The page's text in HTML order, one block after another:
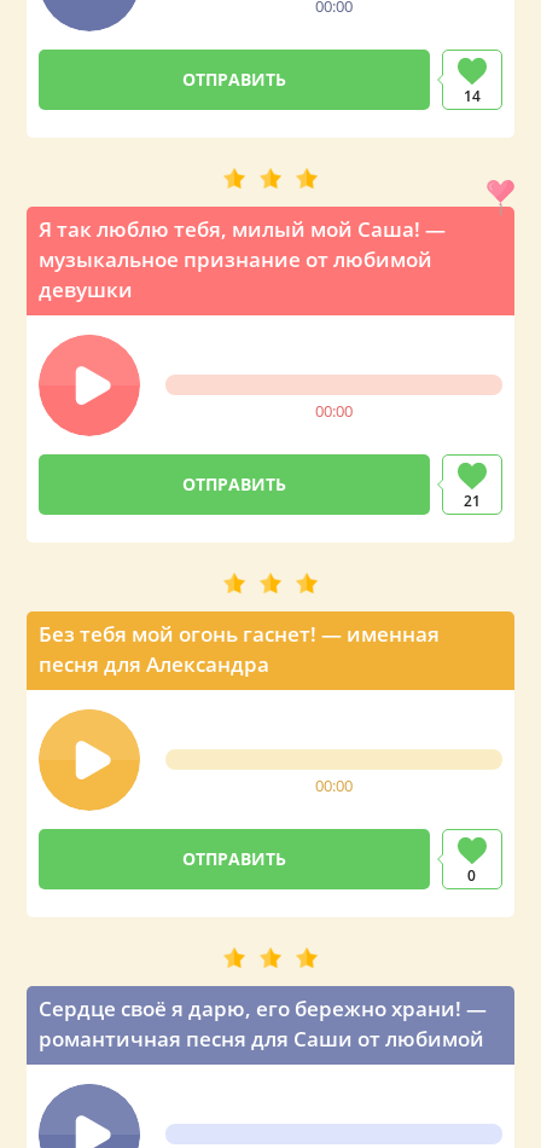
00:00
14
Я так люблю тебя, милый мой Саша! —
музыкальное признание от любимой
девушки
00:00
21
Без тебя мой огонь гаснет! — именная
песня для Александра
00:00
0
Сердце своё я дарю, его бережно храни! —
романтичная песня для Саши от любимой